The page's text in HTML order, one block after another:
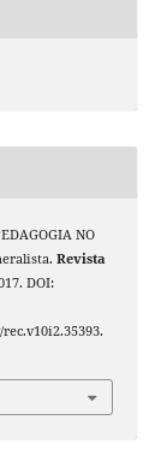
NO
Revista
DOI: